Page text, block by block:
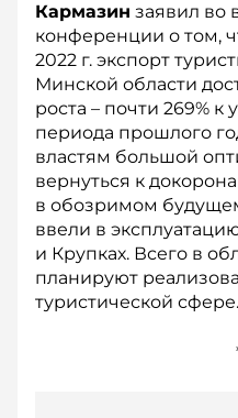
Кармазин заявил во
конференции о том,
2022 г. экспорт
Минской области
роста – почти 269%
периода прошлого
властям большой
вернуться к
в обозримом
ввели в
и Крупках. Всего в
планируют
туристической сфере.